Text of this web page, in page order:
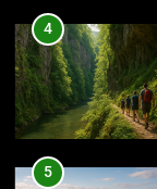
19
5
6